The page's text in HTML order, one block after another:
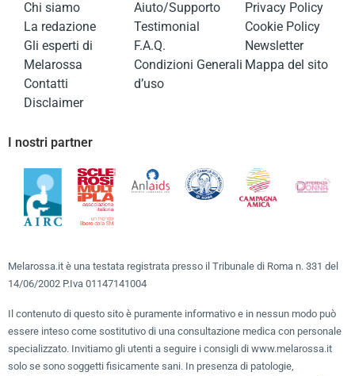
Chi siamo
La redazione
Gli esperti di
Melarossa
Contatti
Disclaimer
Aiuto/Supporto
Testimonial
F.A.Q.
Condizioni Generali
d’uso
Privacy Policy
Cookie Policy
Newsletter
Mappa del sito
I nostri partner
Melarossa.it è una testata registrata presso il Tribunale di Roma n. 331 del
14/06/2002 P.Iva 01147141004
Il contenuto di questo sito è puramente informativo e in nessun modo può
essere inteso come sostitutivo di una consultazione medica con personale
specializzato. Invitiamo gli utenti a seguire i consigli di www.melarossa.it
solo se sono soggetti fisicamente sani. In presenza di patologie,